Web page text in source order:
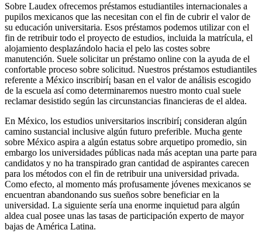
Sobre Laudex ofrecemos préstamos estudiantiles internacionales a
pupilos mexicanos que las necesitan con el fin de cubrir el valor de
su educación universitaria. Esos préstamos podemos utilizar con el
fin de retribuir todo el proyecto de estudios, incluida la matrícula, el
alojamiento desplazándolo hacia el pelo las costes sobre
manutención. Suele solicitar un préstamo online con la ayuda de el
confortable proceso sobre solicitud. Nuestros préstamos estudiantiles
referente a México inscribirí¡ basan en el valor de análisis escogido
de la escuela así­ como determinaremos nuestro monto cual suele
reclamar desistido según las circunstancias financieras de el aldea.
En México, los estudios universitarios inscribirí¡ consideran algún
camino sustancial inclusive algún futuro preferible. Mucha gente
sobre México aspira a algún estatus sobre arquetipo promedio, sin
embargo los universidades públicas nada más aceptan una parte para
candidatos y no ha transpirado gran cantidad de aspirantes carecen
para los métodos con el fin de retribuir una universidad privada.
Como efecto, al momento más profusamente jóvenes mexicanos se
encuentran abandonando sus sueños sobre beneficiar en la
universidad. La siguiente sería una enorme inquietud para algún
aldea cual posee unas las tasas de participación experto de mayor
bajas de América Latina.